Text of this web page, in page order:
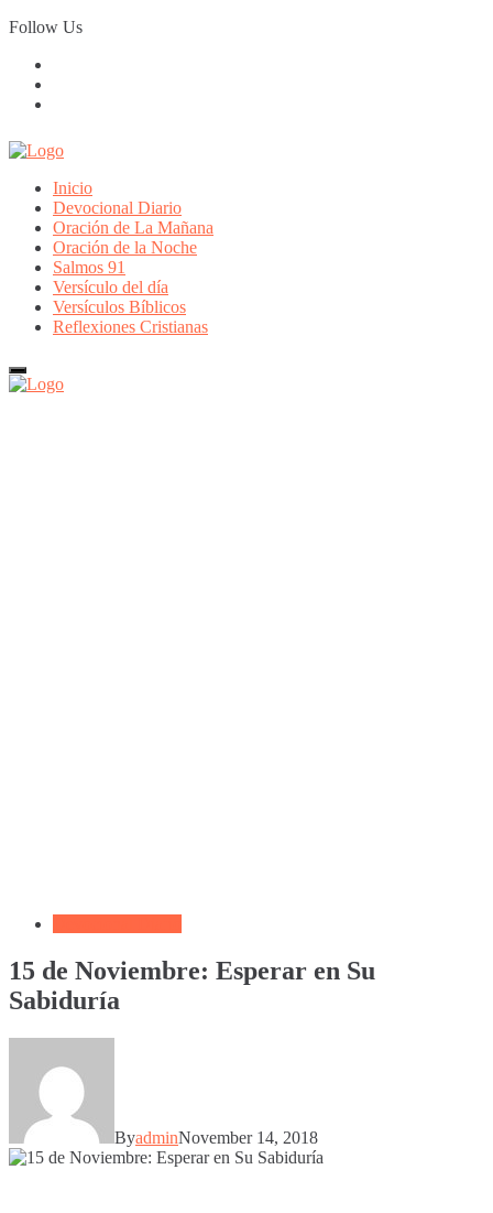
Skip
to
Follow Us
Inicio
Devocional Diario
Oración de La Mañana
Oración de la Noche
Salmos 91
Versículo del día
Versículos Bíblicos
Reflexiones Cristianas
15 de Noviembre: Esperar en Su
Sabiduría
ByadminNovember 14, 2018